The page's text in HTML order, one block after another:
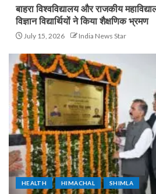
बाहरा विश्वविद्यालय और राजकीय
विज्ञान विद्यार्थियों ने किया शैक्षणिक भ्रमण
July 15, 2026 India News Star
HEALTH HIMACHAL SHIMLA